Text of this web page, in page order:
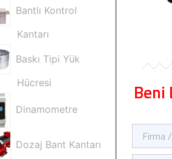
Bantlı Kontrol
Kantarı
Baskı Tipi Yük
Hücresi
Dinamometre
Dozaj Bant Kantarı
Ad